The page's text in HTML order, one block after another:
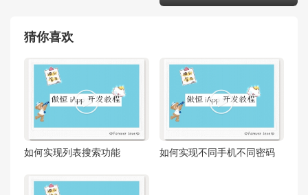
猜你喜欢

如何实现列表搜索功能

如何实现不同手机不同密码